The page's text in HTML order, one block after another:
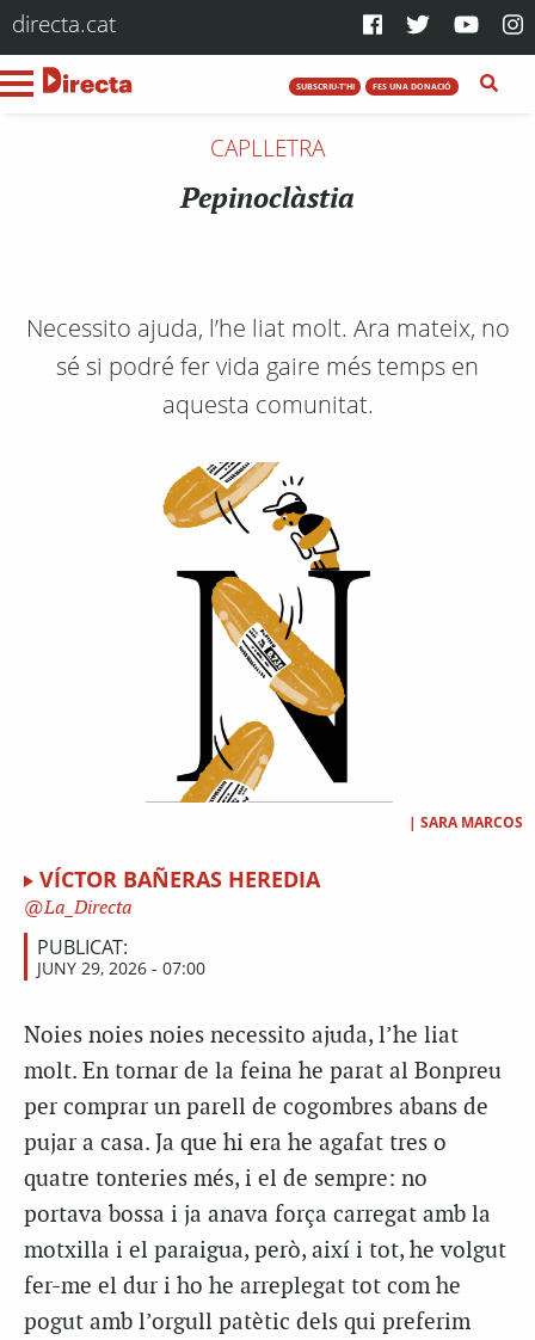
directa.cat
SUBSCRIU-T'HI FES UNA DONACIÓ
CAPLLETRA
Pepinoclàstia
Necessito ajuda, l’he liat molt. Ara mateix, no
sé si podré fer vida gaire més temps en
aquesta comunitat.
| SARA MARCOS
VÍCTOR BAÑERAS HEREDIA
La_Directa
PUBLICAT:
JUNY 29, 2026 - 07:00
Noies noies noies necessito ajuda, l’he liat
molt. En tornar de la feina he parat al Bonpreu
per comprar un parell de cogombres abans de
pujar a casa. Ja que hi era he agafat tres o
quatre tonteries més, i el de sempre: no
portava bossa i ja anava força carregat amb la
motxilla i el paraigua, però, així i tot, he volgut
fer-me el dur i ho he arreplegat tot com he
pogut amb l’orgull patètic dels qui preferim